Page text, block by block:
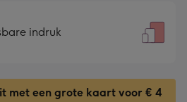
indruk
met een grote kaart voor € 4